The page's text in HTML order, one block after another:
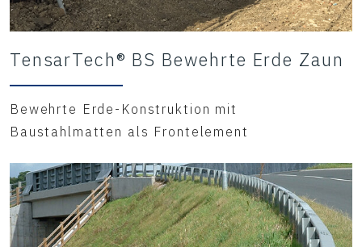
TensarTech® BS Bewehrte Erde Zaun
Bewehrte Erde-Konstruktion mit
Baustahlmatten als Frontelement